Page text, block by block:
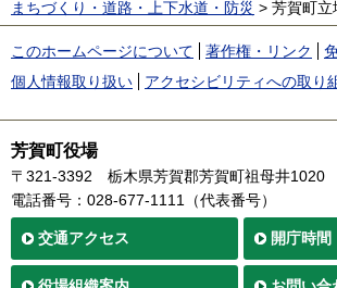
まちづくり・道路・上下水道・防災 > 芳賀町立
このホームページについて 著作権・リンク
個人情報取り扱い
アクセシビリティへの取り
芳賀町役場
〒321-3392
栃木県芳賀郡芳賀町祖母井1020
電話番号：028-677-1111（代表番号）
交通アクセス 開庁時間